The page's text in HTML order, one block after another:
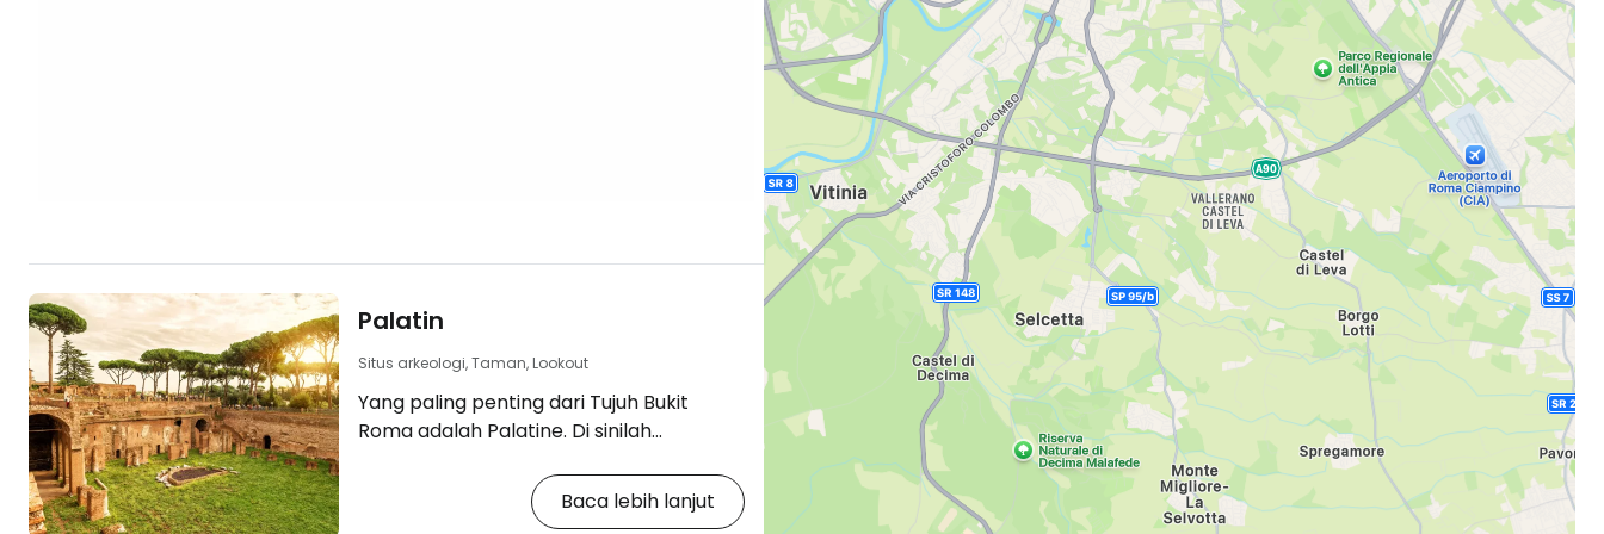
Palatin
Situs arkeologi, Taman, Lookout
Yang paling penting dari Tujuh Bukit
Roma adalah Palatine. Di sinilah
tahun 1.000 SM dan dari sinilah kota ini
berangsur-angsur berkembang menjadi
Baca lebih lanjut